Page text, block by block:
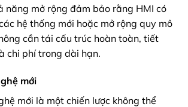
năng mở rộng đảm bảo rằng HMI có
hệ thống mới hoặc mở rộng quy mô
cần tái cấu trúc hoàn toàn, tiết
chi phí trong dài hạn.
mới
mới là một chiến lược không thể